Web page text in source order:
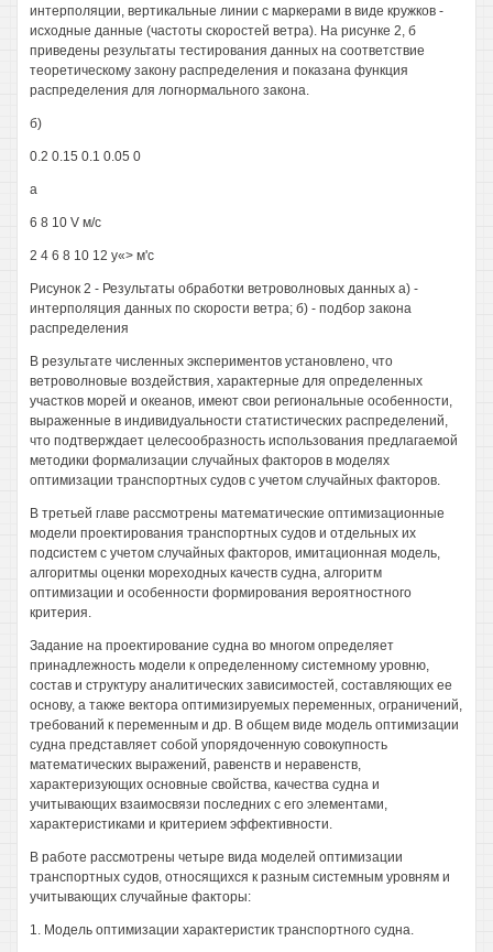
интерполяции, вертикальные линии с маркерами в виде кружков -
исходные данные (частоты скоростей ветра). На рисунке 2, б
приведены результаты тестирования данных на соответствие
теоретическому закону распределения и показана функция
распределения для логнормального закона.
б)
0.2 0.15 0.1 0.05 0
а
6 8 10 V м/с
2 4 6 8 10 12 у«> м'с
Рисунок 2 - Результаты обработки ветроволновых данных а) -
интерполяция данных по скорости ветра; б) - подбор закона
распределения
В результате численных экспериментов установлено, что
ветроволновые воздействия, характерные для определенных
участков морей и океанов, имеют свои региональные особенности,
выраженные в индивидуальности статистических распределений,
что подтверждает целесообразность использования предлагаемой
методики формализации случайных факторов в моделях
оптимизации транспортных судов с учетом случайных факторов.
В третьей главе рассмотрены математические оптимизационные
модели проектирования транспортных судов и отдельных их
подсистем с учетом случайных факторов, имитационная модель,
алгоритмы оценки мореходных качеств судна, алгоритм
оптимизации и особенности формирования вероятностного
критерия.
Задание на проектирование судна во многом определяет
принадлежность модели к определенному системному уровню,
состав и структуру аналитических зависимостей, составляющих ее
основу, а также вектора оптимизируемых переменных, ограничений,
требований к переменным и др. В общем виде модель оптимизации
судна представляет собой упорядоченную совокупность
математических выражений, равенств и неравенств,
характеризующих основные свойства, качества судна и
учитывающих взаимосвязи последних с его элементами,
характеристиками и критерием эффективности.
В работе рассмотрены четыре вида моделей оптимизации
транспортных судов, относящихся к разным системным уровням и
учитывающих случайные факторы:
1. Модель оптимизации характеристик транспортного судна.